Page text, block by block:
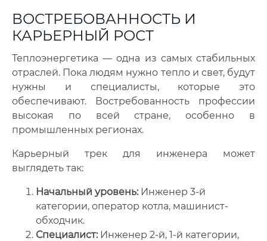
ВОСТРЕБОВАННОСТЬ И
КАРЬЕРНЫЙ РОСТ
Теплоэнергетика — одна из самых стабильных
отраслей. Пока людям нужно тепло и свет, будут
нужны и специалисты, которые это
обеспечивают. Востребованность профессии
высокая по всей стране, особенно в
промышленных регионах.
Карьерный трек для инженера может
выглядеть так:
Начальный уровень:Инженер 3-й
категории, оператор котла, машинист-
обходчик.
Специалист:Инженер 2-й, 1-й категории,